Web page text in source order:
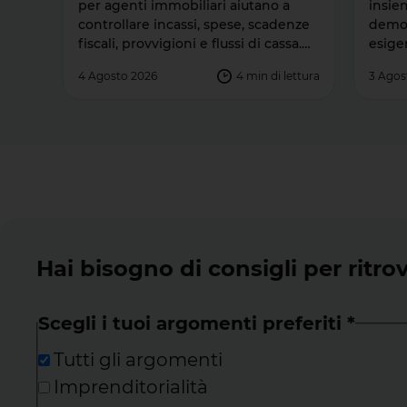
per agenti immobiliari aiutano a
controllare incassi, spese, scadenze
fiscali, provvigioni e flussi di cassa.
chi gestisce già molte trattative,
4 Agosto 2026 4 min di lettura 3
Hai bisogno di consigli per
Scegli i tuoi argomenti preferiti *
Tutti gli argomenti
Imprenditorialità